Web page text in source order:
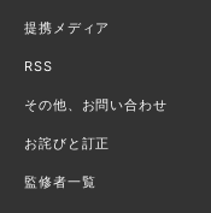
提携メディア
RSS
その他、お問い合わせ
お詫びと訂正
監修者一覧